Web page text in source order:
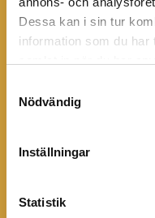
Dessa kan i sin tur
information som du har
Nödvändig
Inställningar
Statistik
sida